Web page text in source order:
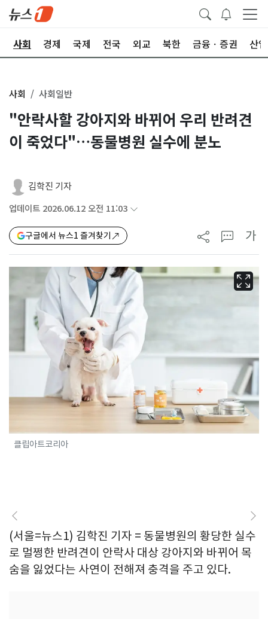
사회 경제 국제 전국 외교 북한 금융ㆍ증권 산업
사회 사회일반
"안락사할 강아지와 바뀌어 우리 반려견
이 죽었다"…동물병원 실수에 분노
김학진 기자
업데이트 2026.06.12 오전 11:03
구글에서 뉴스1 즐겨찾기 가
클립아트코리아
(서울=뉴스1) 김학진 기자 = 동물병원의 황당한 실수
로 멀쩡한 반려견이 안락사 대상 강아지와 바뀌어 목
숨을 잃었다는 사연이 전해져 충격을 주고 있다.